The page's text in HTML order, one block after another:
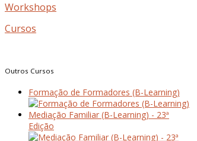
Workshops
Cursos
Outros Cursos
Formação de Formadores (B-Learning)
Mediação Familiar (B-Learning) - 23ª
Edição